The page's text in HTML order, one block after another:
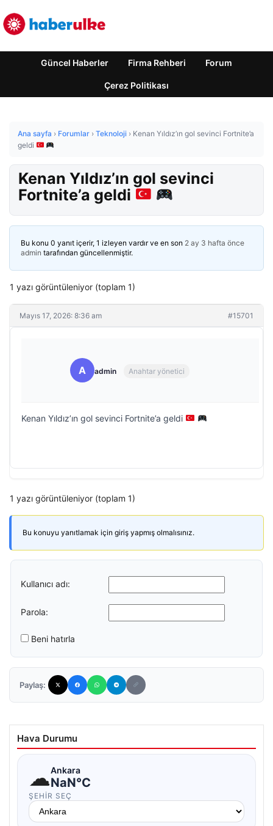
Güncel Haberler Firma Rehberi Forum
Çerez Politikası
Ana sayfa › Forumlar › Teknoloji › Kenan Yıldız’ın gol sevinci Fortnite’a
geldi
Kenan Yıldız’ın gol sevinci
Fortnite’a geldi
Bu konu 0 yanıt içerir, 1 izleyen vardır ve en son 2 ay 3 hafta önce
admin tarafından güncellenmiştir.
1 yazı görüntüleniyor (toplam 1)
Mayıs 17, 2026: 8:36 am #15701
A admin Anahtar yönetici
Kenan Yıldız’ın gol sevinci Fortnite’a geldi
1 yazı görüntüleniyor (toplam 1)
Bu konuyu yanıtlamak için giriş yapmış olmalısınız.
Kullanıcı adı:
Parola:
Beni hatırla
Paylaş:
Hava Durumu
☁Ankara
NaN°C
ŞEHIR SEÇ